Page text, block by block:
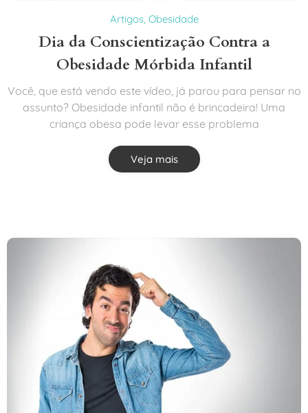
Artigos, Obesidade
Dia da Conscientização Contra a
Obesidade Mórbida Infantil
Você, que está vendo este vídeo, já parou para pensar no
assunto? Obesidade infantil não é brincadeira! Uma
criança obesa pode levar esse problema
Veja mais